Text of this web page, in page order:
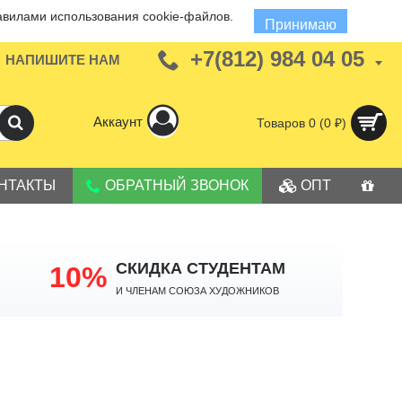
использования cookie-файлов.
Принимаю
НАПИШИТЕ НАМ +7(812) 984 04 05
Аккаунт Товаров 0 (0 ₽)
ОБРАТНЫЙ ЗВОНОК ОПТ
10% СКИДКА СТУДЕНТАМ
И членам Союза Художников